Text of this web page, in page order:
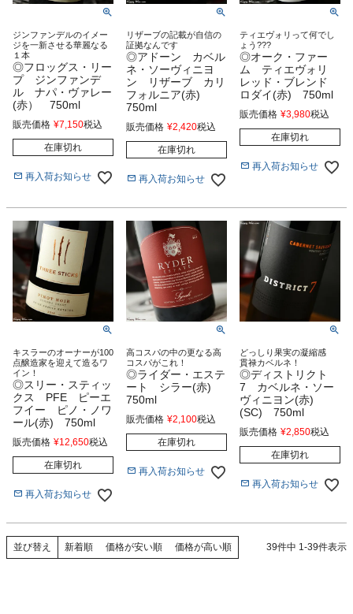
ジンファンデルのイメー
ジを一新させる華麗なる
１本
◎フロッグス・リー
プ ジンファンデ
ル ナパ・ヴァレー
(赤） 750ml
販売価格 ¥7,150税込
在庫切れ
再入荷お知らせ
リザーブの記載が自信の
証拠なんです
◎アドーン カベル
ネ・ソーヴィニヨ
ン リザーブ カリ
フォルニア(赤)
750ml
販売価格 ¥2,420税込
在庫切れ
再入荷お知らせ
ティエヴォリって何でし
ょう???
◎オーク・ファー
ム ティエヴォリ
レッド・ブレンド
ロダイ(赤) 750ml
販売価格 ¥3,980税込
在庫切れ
再入荷お知らせ
キスラーのオーナーが100
点醸造家を迎えて造るワ
イン！
◎スリー・スティッ
クス PFE ピーエ
フイー ピノ・ノワ
ール(赤) 750ml
販売価格 ¥12,650税込
在庫切れ
再入荷お知らせ
高コスパの中の更なる高
コスパがこれ！
◎ライダー・エステ
ート シラー(赤)
750ml
販売価格 ¥2,100税込
在庫切れ
再入荷お知らせ
どっしり果実の凝縮感
貫禄カベルネ！
◎ディストリクト
7 カベルネ・ソー
ヴィニヨン(赤)
(SC) 750ml
販売価格 ¥2,850税込
在庫切れ
再入荷お知らせ
並び替え 新着順 価格が安い順 価格が高い順 39件中 1-39件表示